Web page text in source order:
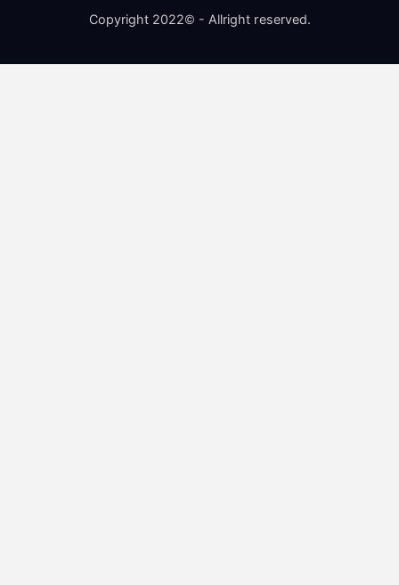
Copyright 2022© - Allright reserved.